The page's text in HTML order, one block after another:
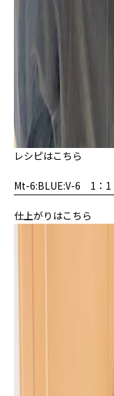
レシピはこちら
Mt-6:BLUE:V-6 1：
仕上がりはこちら